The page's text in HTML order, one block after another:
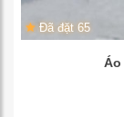
Đã đặt 65
Áo